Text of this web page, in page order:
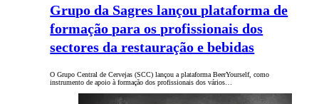
Grupo da Sagres lançou plataforma de
formação para os profissionais dos
sectores da restauração e bebidas
O Grupo Central de Cervejas (SCC) lançou a plataforma BeerYourself, como
instrumento de apoio à formação dos profissionais dos vários…